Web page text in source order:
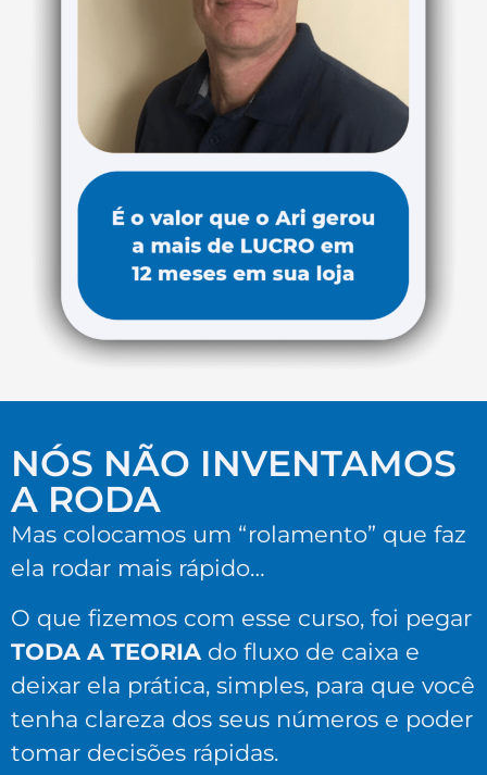
NÓS NÃO INVENTAMOS
A RODA
Mas colocamos um “rolamento” que faz
ela rodar mais rápido…
O que fizemos com esse curso, foi pegar
TODA A TEORIA do fluxo de caixa e
deixar ela prática, simples, para que você
tenha clareza dos seus números e poder
tomar decisões rápidas.